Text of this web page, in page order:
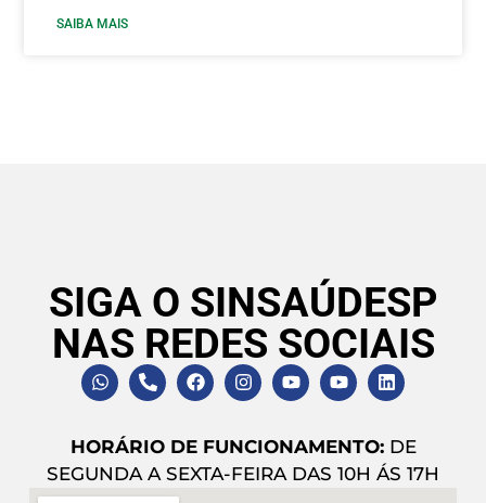
SAIBA MAIS
SIGA O SINSAÚDESP
NAS REDES SOCIAIS
HORÁRIO DE FUNCIONAMENTO:DE
SEGUNDA A SEXTA-FEIRA DAS 10H ÁS 17H